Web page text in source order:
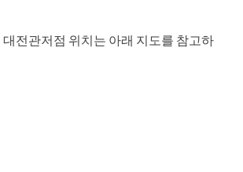
전관저점 위치는 아래 지도를 참고하